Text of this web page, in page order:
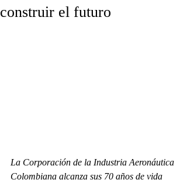
construir el futuro
La Corporación de la Industria Aeronáutica
Colombiana alcanza sus 70 años de vida